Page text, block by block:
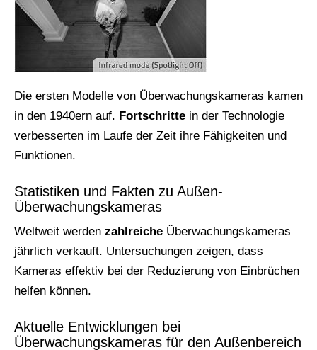
Die ersten Modelle von Überwachungskameras kamen
in den 1940ern auf. Fortschritte in der Technologie
verbesserten im Laufe der Zeit ihre Fähigkeiten und
Funktionen.
Statistiken und Fakten zu Außen-
Überwachungskameras
Weltweit werden zahlreiche Überwachungskameras
jährlich verkauft. Untersuchungen zeigen, dass
Kameras effektiv bei der Reduzierung von Einbrüchen
helfen können.
Aktuelle Entwicklungen bei
Überwachungskameras für den Außenbereich